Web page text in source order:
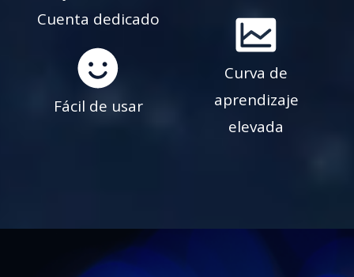
Cuenta dedicado
Fácil de usar
Curva de
aprendizaje
elevada